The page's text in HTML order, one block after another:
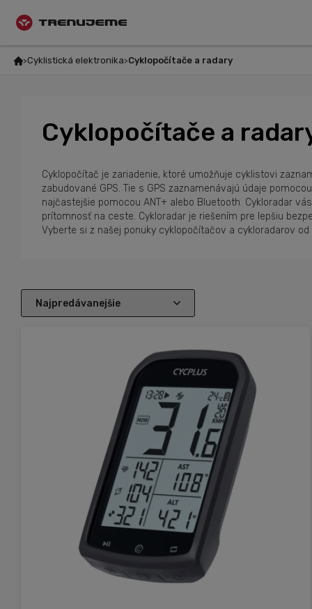
Cyklistická elektronika Cyklopočítače a radary
Cyklopočítače a
Cyklopočítač je zariadenie, ktoré umožňuje cyklistovi
zabudované GPS. Tie s GPS zaznamenávajú údaje
najčastejšie pomocou ANT+ alebo Bluetooth. Cykloradar
prítomnosť na ceste. Cykloradar je riešením pre lepšiu
Vyberte si z našej ponuky cyklopočítačov a cykloradarov od